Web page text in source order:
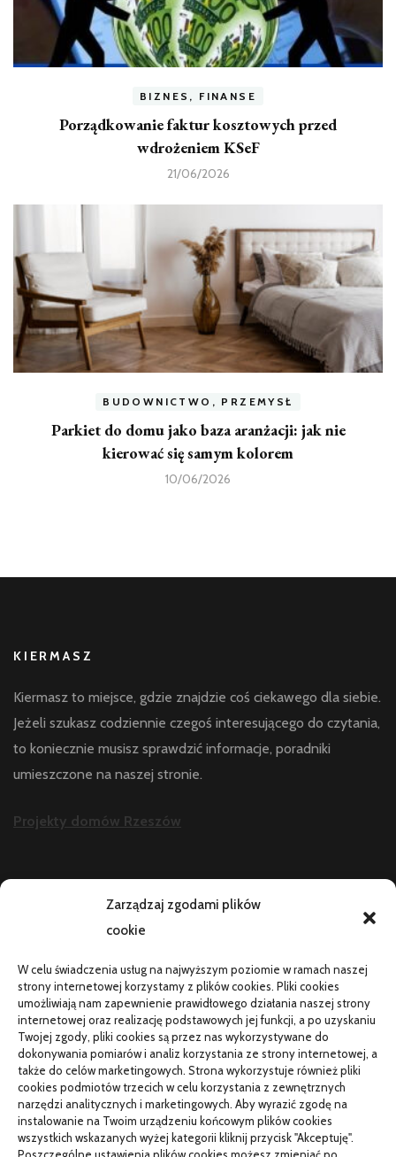
Zarządzaj zgodami plików
cookie
W celu świadczenia usług na najwyższym poziomie w ramach naszej
strony internetowej korzystamy z plików cookies. Pliki cookies
umożliwiają nam zapewnienie prawidłowego działania naszej strony
internetowej oraz realizację podstawowych jej funkcji, a po uzyskaniu
Twojej zgody, pliki cookies są przez nas wykorzystywane do
dokonywania pomiarów i analiz korzystania ze strony internetowej, a
także do celów marketingowych. Strona wykorzystuje również pliki
cookies podmiotów trzecich w celu korzystania z zewnętrznych
narzędzi analitycznych i marketingowych. Aby wyrazić zgodę na
instalowanie na Twoim urządzeniu końcowym plików cookies
wszystkich wskazanych wyżej kategorii kliknij przycisk "Akceptuję".
BIZNES, FINANSE
Porządkowanie faktur kosztowych przed
wdrożeniem KSeF
21/06/2026
BUDOWNICTWO, PRZEMYSŁ
Parkiet do domu jako baza aranżacji: jak nie
kierować się samym kolorem
10/06/2026
KIERMASZ
Kiermasz to miejsce, gdzie znajdzie coś ciekawego dla siebie.
Jeżeli szukasz codziennie czegoś interesującego do czytania,
to koniecznie musisz sprawdzić informacje, poradniki
umieszczone na naszej stronie.
Projekty domów Rzeszów
Telefon zawiesza się i wyłącza pod obciążeniem:
PR od podstaw w małej firmie: nauka i wdrożenie
Termin do specjalisty za kilka miesięcy: co robić
Porządkowanie faktur kosztowych przed wdrożeniem KSeF
TO SIĘ CZYTA
Gorąca oraz poetyczna Hiszpania z kamperem – gdzie